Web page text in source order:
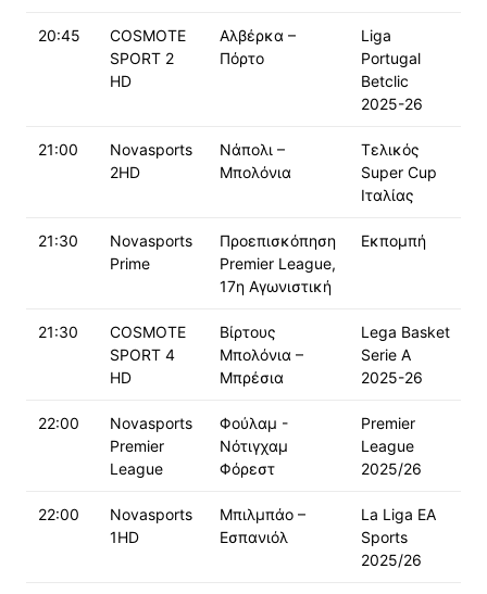
20:45
COSMOTE
SPORT 2
HD
Αλβέρκα –
Πόρτο
Liga
Portugal
Betclic
2025-26
21:00
Novasports
2HD
Νάπολι –
Μπολόνια
Τελικός
Super Cup
Ιταλίας
21:30
Novasports
Prime
Προεπισκόπηση
Premier League,
17η Αγωνιστική
Εκπομπή
21:30
COSMOTE
SPORT 4
HD
Βίρτους
Μπολόνια –
Μπρέσια
Lega Basket
Serie A
2025-26
22:00
Novasports
Premier
League
Φούλαμ -
Νότιγχαμ
Φόρεστ
Premier
League
2025/26
22:00
Novasports
1HD
Μπιλμπάο –
Εσπανιόλ
La Liga EA
Sports
2025/26